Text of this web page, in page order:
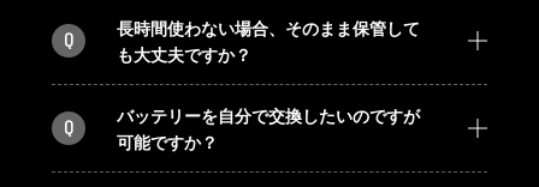
Q
長時間使わない場合、そのまま保管して
も大丈夫ですか？
Q
バッテリーを自分で交換したいのですが
可能ですか？